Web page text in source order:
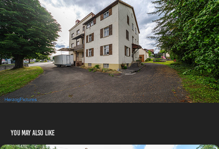
You may also like